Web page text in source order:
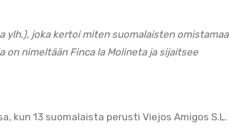
ylh.), joka kertoi miten suomalaisten omistamaa
on nimeltään Finca la Molineta ja sijaitsee
kun 13 suomalaista perusti Viejos Amigos S.L.